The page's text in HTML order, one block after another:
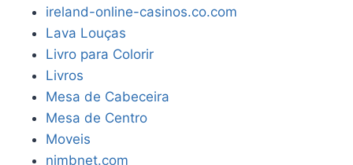
ireland-online-casinos.co.com
Lava Louças
Livro para Colorir
Livros
Mesa de Cabeceira
Mesa de Centro
Moveis
nimbnet.com